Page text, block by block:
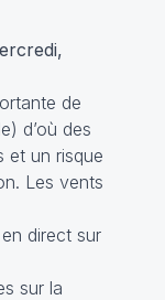
de
d’où des
et un risque
Les vents
direct sur
sur la